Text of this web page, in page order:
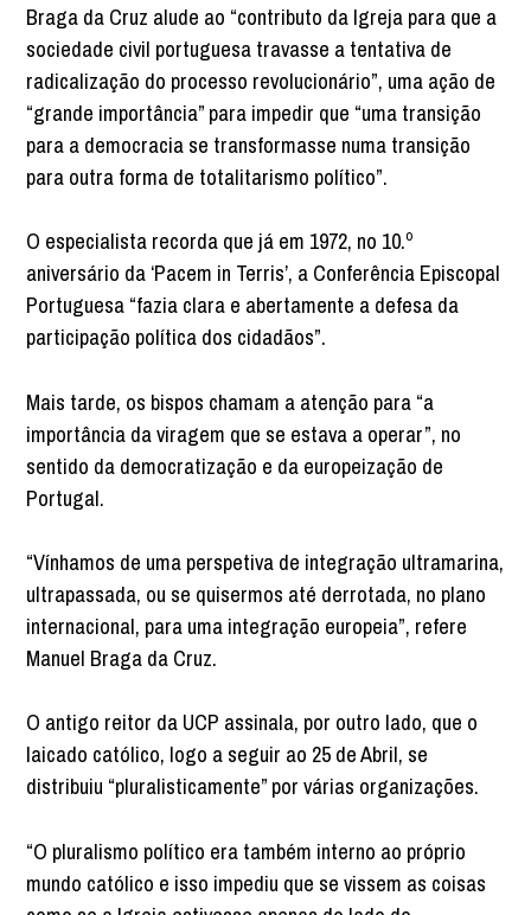
Braga da Cruz alude ao “contributo da Igreja para que a
sociedade civil portuguesa travasse a tentativa de
radicalização do processo revolucionário”, uma ação de
“grande importância” para impedir que “uma transição
para a democracia se transformasse numa transição
para outra forma de totalitarismo político”.
O especialista recorda que já em 1972, no 10.º
aniversário da ‘Pacem in Terris’, a Conferência Episcopal
Portuguesa “fazia clara e abertamente a defesa da
participação política dos cidadãos”.
Mais tarde, os bispos chamam a atenção para “a
importância da viragem que se estava a operar”, no
sentido da democratização e da europeização de
Portugal.
“Vínhamos de uma perspetiva de integração ultramarina,
ultrapassada, ou se quisermos até derrotada, no plano
internacional, para uma integração europeia”, refere
Manuel Braga da Cruz.
O antigo reitor da UCP assinala, por outro lado, que o
laicado católico, logo a seguir ao 25 de Abril, se
distribuiu “pluralisticamente” por várias organizações.
“O pluralismo político era também interno ao próprio
mundo católico e isso impediu que se vissem as coisas